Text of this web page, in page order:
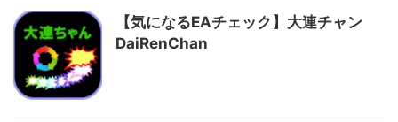
【気になるEAチェック】大連チャン
DaiRenChan